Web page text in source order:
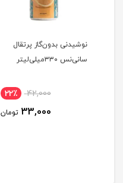
نوشیدنی بدون‌گاز پرتقال
سانی‌نس ۳۳۰میلی‌لیتر
42,000 22٪
33,000 تومان